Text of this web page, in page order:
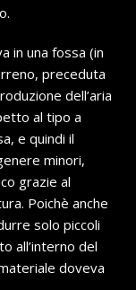
in una fossa (in
preceduta
dell’aria
al tipo a
e quindi il
minori,
grazie al
Poichè anche
solo piccoli
all’interno del
doveva